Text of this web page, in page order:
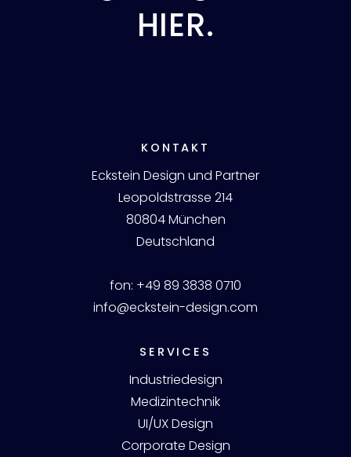
HIER.
KONTAKT
Eckstein Design und Partner
Leopoldstrasse 214
80804 München
Deutschland
fon: +49 89 3838 0710
info@eckstein-design.com
SERVICES
Industriedesign
Medizintechnik
UI/UX Design
Corporate Design